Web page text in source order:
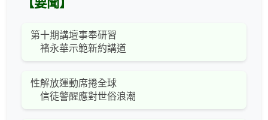
【要聞】
第十期講壇事奉研習
褚永華示範新約講道
性解放運動席捲全球
信徒警醒應對世俗浪潮